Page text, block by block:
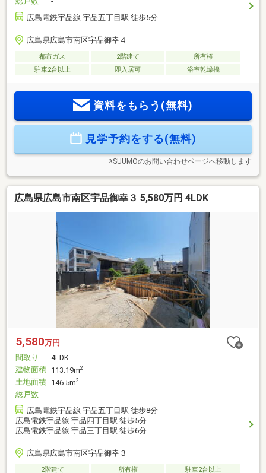
広島電鉄宇品線 宇品五丁目駅 徒歩5分
広島県広島市南区宇品御幸４
都市ガス 2階建て
所有権
駐車2台以上
即入居可 浴室乾燥機
資料をもらう(無料)
見学予約をする(無料)
※SUUMOのお問い合わせページへ移動します
広島県広島市南区宇品御幸３ 5,580万円 4LDK
5,580万円
間取り
4LDK
建物面積 113.19m2
土地面積 146.5m2
総戸数
-
広島電鉄宇品線 宇品五丁目駅 徒歩8分
広島電鉄宇品線 宇品四丁目駅 徒歩5分
広島電鉄宇品線 宇品三丁目駅 徒歩6分
広島県広島市南区宇品御幸３
2階建て 所有権
駐車2台以上